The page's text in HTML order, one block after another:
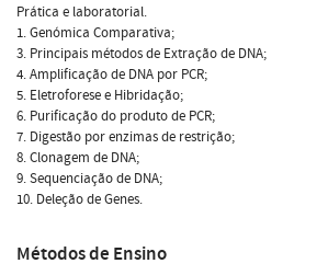
Prática e laboratorial.
1. Genómica Comparativa;
3. Principais métodos de Extração de DNA;
4. Amplificação de DNA por PCR;
5. Eletroforese e Hibridação;
6. Purificação do produto de PCR;
7. Digestão por enzimas de restrição;
8. Clonagem de DNA;
9. Sequenciação de DNA;
10. Deleção de Genes.
Métodos de Ensino